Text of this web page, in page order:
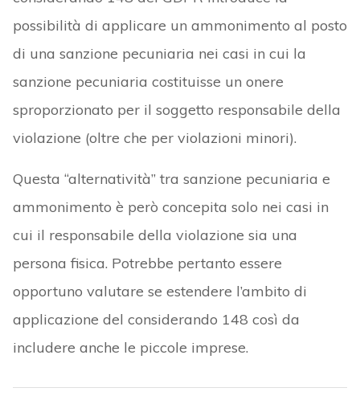
possibilità di applicare un ammonimento al posto
di una sanzione pecuniaria nei casi in cui la
sanzione pecuniaria costituisse un onere
sproporzionato per il soggetto responsabile della
violazione (oltre che per violazioni minori).
Questa “alternatività” tra sanzione pecuniaria e
ammonimento è però concepita solo nei casi in
cui il responsabile della violazione sia una
persona fisica. Potrebbe pertanto essere
opportuno valutare se estendere l’ambito di
applicazione del considerando 148 così da
includere anche le piccole imprese.